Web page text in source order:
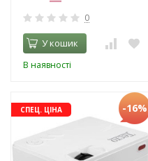
0
У кошик
В наявності
СПЕЦ. ЦІНА -16%